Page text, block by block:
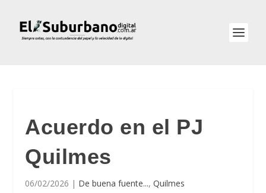
Acuerdo en el PJ
Quilmes
06/02/2026 | De buena fuente...,Quilmes